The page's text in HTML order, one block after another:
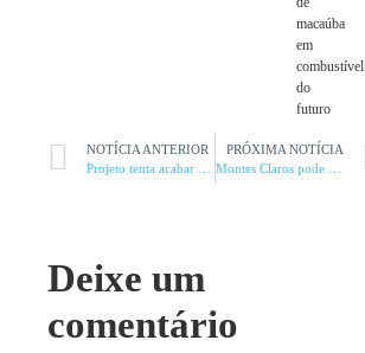
macaúba
em
combustível
do
futuro
NOTÍCIA ANTERIOR
PRÓXIMA NOTÍCIA
Deixe um
comentário